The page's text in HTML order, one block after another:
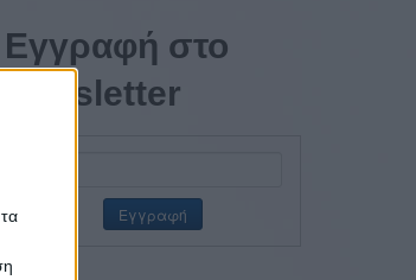
Εγγραφή στο
newsletter